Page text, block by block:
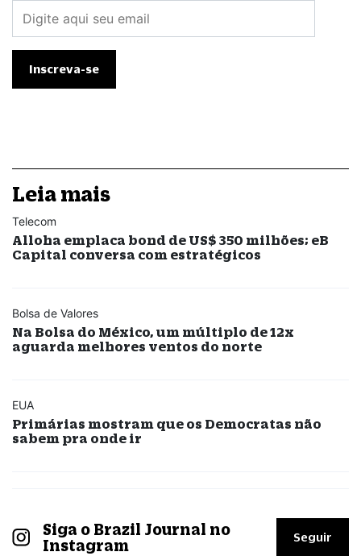
Leia mais
Telecom
Alloha emplaca bond de US$ 350 milhões; eB
Capital conversa com estratégicos
Bolsa de Valores
Na Bolsa do México, um múltiplo de 12x
aguarda melhores ventos do norte
EUA
Primárias mostram que os Democratas não
sabem pra onde ir
Siga o Brazil Journal no
Instagram
Seguir